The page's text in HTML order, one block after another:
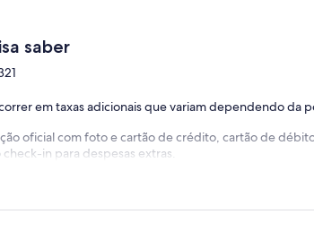
saber
em taxas adicionais que variam dependendo da
oficial com foto e cartão de crédito, cartão de
in para despesas extras.